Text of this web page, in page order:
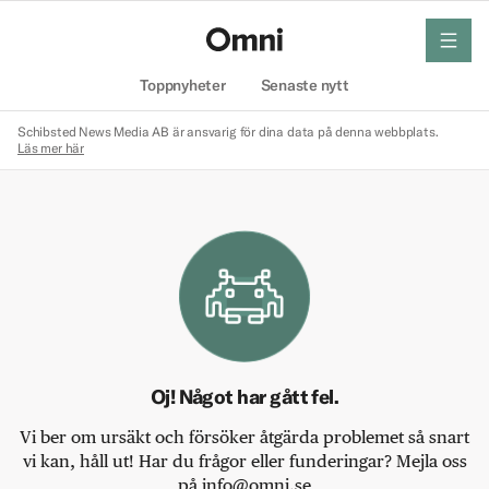
Toppnyheter Senaste nytt
meny
Schibsted News Media AB är ansvarig för dina data på denna webbplats.
Läs mer här
Oj! Något har gått fel.
Vi ber om ursäkt och försöker åtgärda problemet så snart
vi kan, håll ut! Har du frågor eller funderingar? Mejla oss